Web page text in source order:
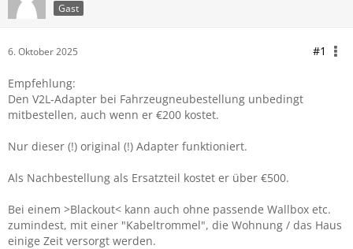
Gast
6. Oktober 2025 #1
Empfehlung:
Den V2L-Adapter bei Fahrzeugneubestellung unbedingt
mitbestellen, auch wenn er €200 kostet.
Nur dieser (!) original (!) Adapter funktioniert.
Als Nachbestellung als Ersatzteil kostet er über €500.
Bei einem >Blackout< kann auch ohne passende Wallbox etc.
zumindest, mit einer "Kabeltrommel", die Wohnung / das Haus
einige Zeit versorgt werden.